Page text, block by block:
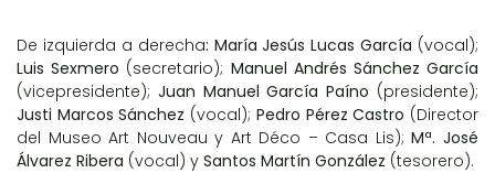
De izquierda a derecha: María Jesús Lucas García (vocal);
Luis Sexmero (secretario); Manuel Andrés Sánchez García
(vicepresidente); Juan Manuel García Paíno (presidente);
Justi Marcos Sánchez (vocal); Pedro Pérez Castro (Director
del Museo Art Nouveau y Art Déco – Casa Lis);Mª. José
Álvarez Ribera (vocal) y Santos Martín González (tesorero).